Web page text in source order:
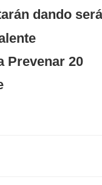
dando
20